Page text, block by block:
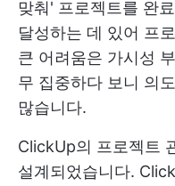
맞춰' 프로젝트를 완
달성하는 데 있어 프
큰 어려움은 가시성
무 집중하다 보니 의
많습니다.
ClickUp의 프로젝트
설계되었습니다.